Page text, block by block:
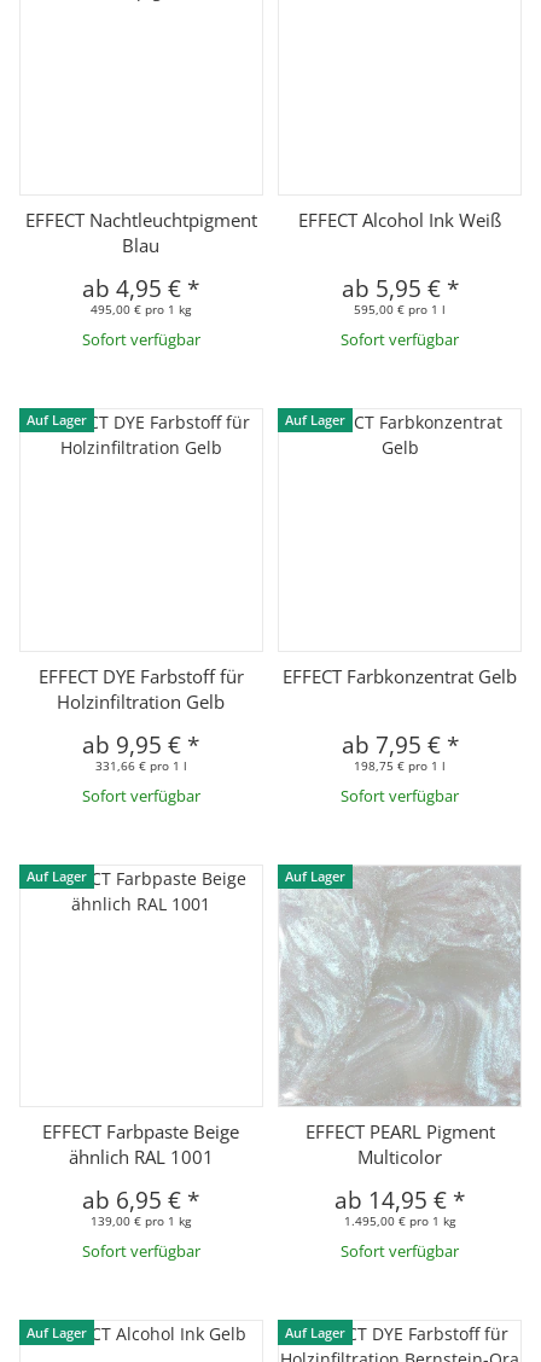
EFFECT Nachtleuchtpigment
Blau
ab4,95 € *
495,00 € pro 1 kg
Sofort verfügbar
EFFECT Alcohol Ink Weiß
ab 5,95 € *
595,00 € pro 1 l
Sofort verfügbar
Auf Lager
EFFECT DYE Farbstoff für
Holzinfiltration Gelb
ab 9,95 € *
331,66 € pro 1 l
Sofort verfügbar
Auf Lager
EFFECT Farbkonzentrat Gelb
ab 7,95 € *
198,75 € pro 1 l
Sofort verfügbar
Auf Lager
EFFECT Farbpaste Beige
ähnlich RAL 1001
ab 6,95 € *
139,00 € pro 1 kg
Sofort verfügbar
Auf Lager
EFFECT PEARL Pigment
Multicolor
ab 14,95 € *
1.495,00 € pro 1 kg
Sofort verfügbar
Auf Lager Auf Lager